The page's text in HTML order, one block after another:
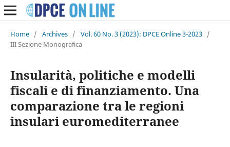
Home / Archives / Vol. 60 No. 3 (2023): DPCE Online 3-2023 /
III Sezione Monografica
Insularità, politiche e modelli
fiscali e di finanziamento. Una
comparazione tra le regioni
insulari euromediterranee